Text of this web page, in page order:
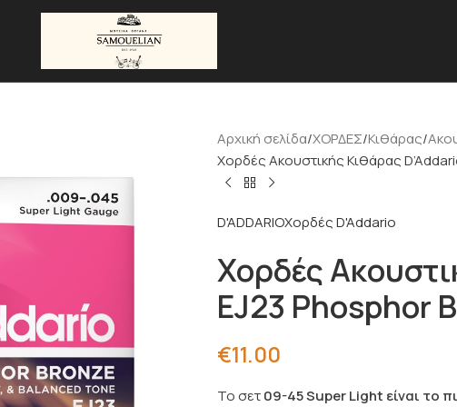
Αρχική σελίδα ΧΟΡΔΕΣ Κιθάρας
Χορδές Ακουστικής Κιθάρας
D'ADDARIOΧορδές D'Addario
Χορδές
EJ23 Phosphor
€11.00
Το σετ09-45 Super Light είναι το